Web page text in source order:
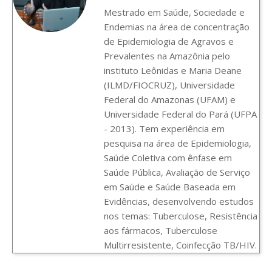
Mestrado em Saúde, Sociedade e
Endemias na área de concentração
de Epidemiologia de Agravos e
Prevalentes na Amazônia pelo
instituto Leônidas e Maria Deane
(ILMD/FIOCRUZ), Universidade
Federal do Amazonas (UFAM) e
Universidade Federal do Pará (UFPA
- 2013). Tem experiência em
pesquisa na área de Epidemiologia,
Saúde Coletiva com ênfase em
Saúde Pública, Avaliação de Serviço
em Saúde e Saúde Baseada em
Evidências, desenvolvendo estudos
nos temas: Tuberculose, Resistência
aos fármacos, Tuberculose
Multirresistente, Coinfecção TB/HIV.